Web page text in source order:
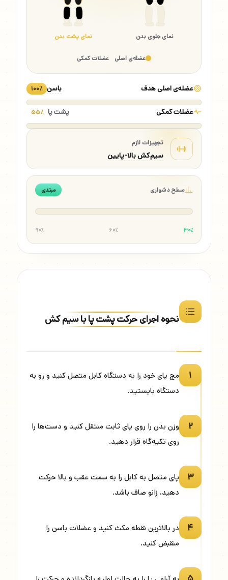
نمای جلوی بدن نمای پشت بدن
عضله‌ی اصلی عضلات کمکی
عضله‌ی اصلی هدف باسن ۱۰۰٪
عضلات کمکی پشت پا ۵۵٪
تجهیزات لازم
سیم‌کش بالا-پایین
سطح دشواری مبتدی
۳۰٪ ۶۰٪ ۹۰٪
نحوه اجرای حرکت پشت پا با سیم کش
۱
مچ پای خود را به دستگاه کابل متصل کنید و رو به
دستگاه بایستید.
۲
وزن بدن را روی پای ثابت منتقل کنید و دست‌ها را
روی تکیه‌گاه قرار دهید.
۳
پای متصل به کابل را به سمت عقب و بالا حرکت
دهید، زانو صاف باشد.
۴
در بالاترین نقطه مکث کنید و عضلات باسن را
منقبض کنید.